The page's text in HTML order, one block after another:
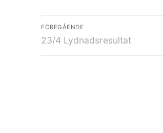
FÖREGÅENDE
23/4 Lydnadsresultat